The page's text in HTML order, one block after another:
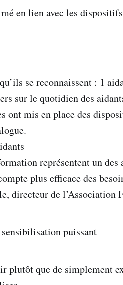
en lien avec les
se reconnaissent : 1
sur le quotidien des
ont mis en place des
représentent un des
plus efficace des
directeur de l’Association
puissant
plutôt que de simplement